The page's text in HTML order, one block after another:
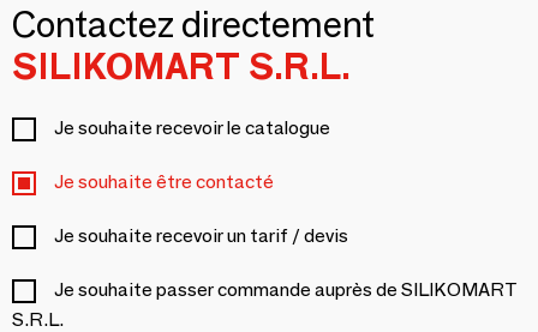
Contactez directement
SILIKOMART S.R.L.
Je souhaite recevoir le catalogue
Je souhaite être contacté
Je souhaite recevoir un tarif / devis
Je souhaite passer commande auprès de SILIKOMART
S.R.L.